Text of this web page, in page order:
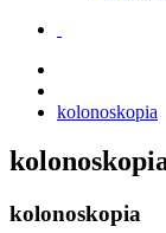
kolonoskopia
kolonoskopia